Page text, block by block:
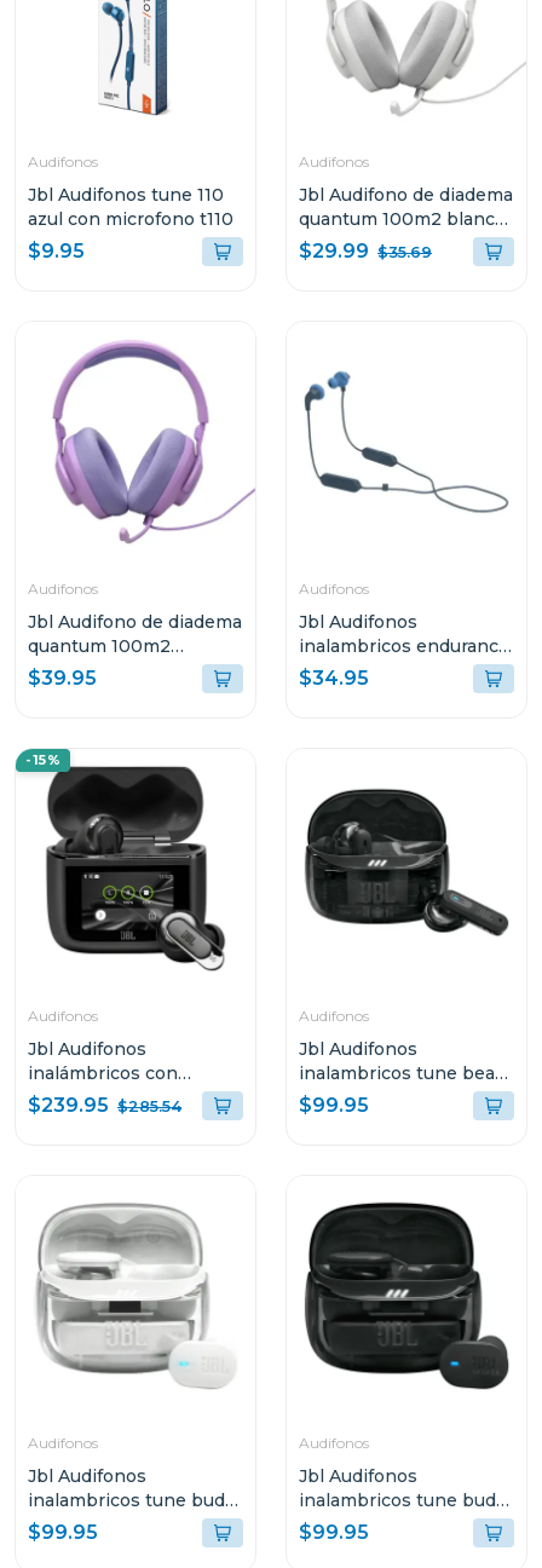
Audifonos
Jbl Audifonos tune 110
azul con microfono t110
$9.95
Audifonos
Jbl Audifono de diadema
quantum 100m2 blanco
qtum100m2
$29.99 $35.69
Audifonos
Jbl Audifono de diadema
quantum 100m2
púrpura qtum100m2
$39.95
Audifonos
Jbl Audifonos
inalambricos endurance
run 2 azul endurruna2
$34.95
-15%
Audifonos
Jbl Audifonos
inalámbricos con
cancelación de ruido
tour pro 3 color negro
$239.95 $285.54
Audifonos
Jbl Audifonos
inalambricos tune beam
2 bluetooth negro ghost
tbeam2
$99.95
Audifonos
Jbl Audifonos
inalambricos tune buds
2 bluetooth blanco
ghost tbuds2
$99.95
Audifonos
Jbl Audifonos
inalambricos tune buds
2 bluetooth negro ghost
tbuds2
$99.95